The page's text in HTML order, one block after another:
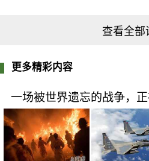
查看全部
更多精彩内容
一场被世界遗忘的战争，